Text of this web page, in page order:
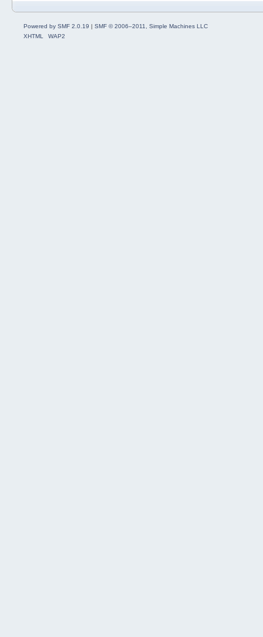
Powered by SMF 2.0.19 | SMF © 2006–2011, Simple Machines LLC
XHTML
WAP2